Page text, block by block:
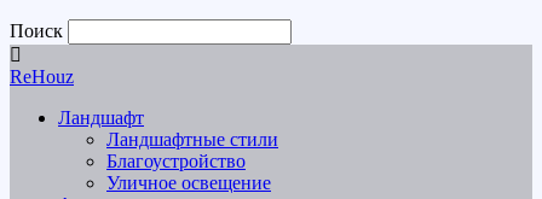
Поиск
ReHouz
Ландшафт
Ландшафтные стили
Благоустройство
Уличное освещение